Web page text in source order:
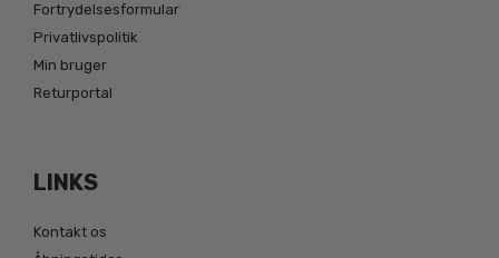
Fortrydelsesformular
Privatlivspolitik
Min bruger
Returportal
LINKS
Kontakt os